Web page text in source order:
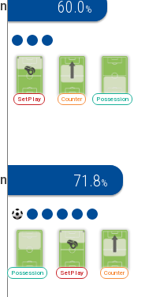
60.0 %
SetPlay Counter Possession
71.8%
Possession SetPlay Counter